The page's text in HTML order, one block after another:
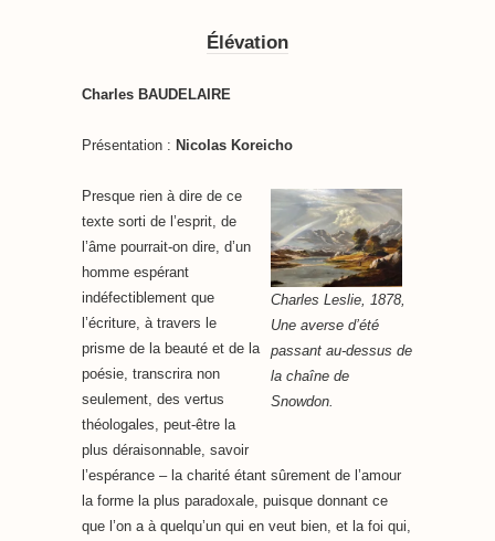
Élévation
Charles BAUDELAIRE
Présentation : Nicolas Koreicho
Charles Leslie, 1878,
Une averse d’été
passant au-dessus de
la chaîne de
Snowdon.
Presque rien à dire de ce
texte sorti de l’esprit, de
l’âme pourrait-on dire, d’un
homme espérant
indéfectiblement que
l’écriture, à travers le
prisme de la beauté et de la
poésie, transcrira non
seulement, des vertus
théologales, peut-être la
plus déraisonnable, savoir
l’espérance – la charité étant sûrement de l’amour
la forme la plus paradoxale, puisque donnant ce
que l’on a à quelqu’un qui en veut bien, et la foi qui,